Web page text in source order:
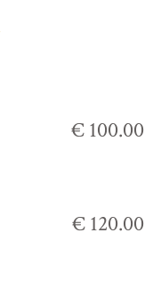
€ 100.00
€ 120.00